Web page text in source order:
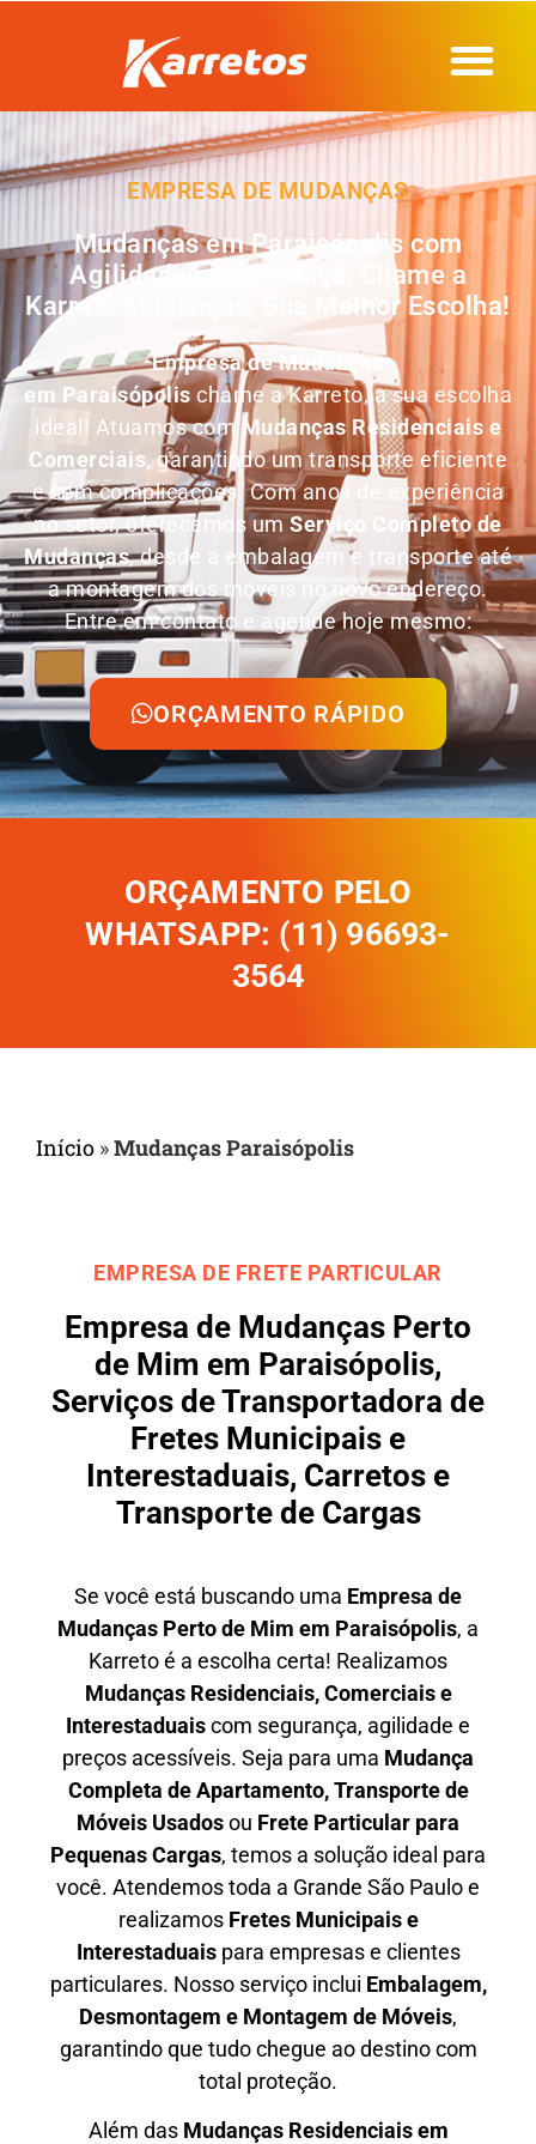
EMPRESA DE MUDANÇAS
Mudanças em Paraisópolis com
Agilidade e Segurança, Chame a
Karreto Mudanças, Sua Melhor Escolha!
Empresa de Mudanças
em Paraisópolis chame a Karreto, a sua escolha
ideal! Atuamos comMudanças Residenciais e
Comerciais, garantindo um transporte eficiente
e sem complicações. Com anos de experiência
no setor, oferecemos umServiço Completo de
Mudanças, desde a embalagem e transporte até
a montagem dos móveis no novo endereço.
Entre em contato e agende hoje mesmo:
ORÇAMENTO RÁPIDO
ORÇAMENTO PELO
WHATSAPP: (11) 96693-
3564
Início »Mudanças Paraisópolis
EMPRESA DE FRETE PARTICULAR
Empresa de Mudanças Perto
de Mim em Paraisópolis,
Serviços de Transportadora de
Fretes Municipais e
Interestaduais, Carretos e
Transporte de Cargas
Se você está buscando uma Empresa de
Mudanças Perto de Mim em Paraisópolis, a
Karreto é a escolha certa! Realizamos
Mudanças Residenciais, Comerciais e
Interestaduaiscom segurança, agilidade e
preços acessíveis. Seja para uma Mudança
Completa de Apartamento, Transporte de
Móveis Usadosou Frete Particular para
Pequenas Cargas, temos a solução ideal para
você. Atendemostoda a Grande São Pauloe
realizamos Fretes Municipais e
Interestaduaispara empresas e clientes
particulares. Nosso serviço inclui Embalagem,
Desmontagem e Montagem de Móveis,
garantindo que tudo chegue ao destino com
total proteção.
Além das Mudanças Residenciais em